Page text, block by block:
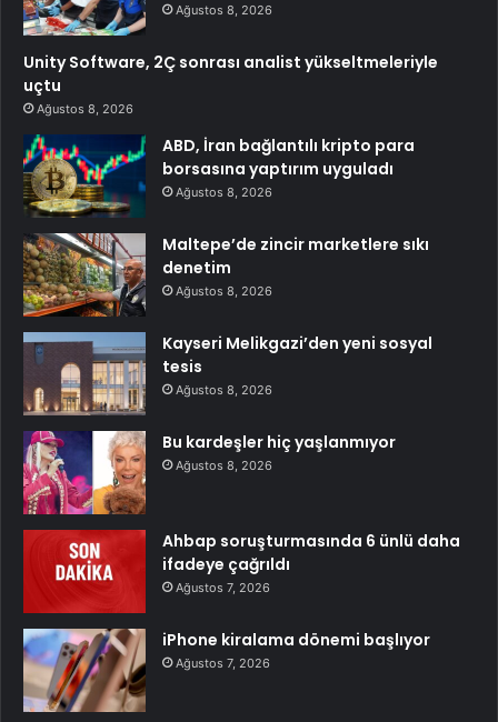
Ağustos 8, 2026
Unity Software, 2Ç sonrası analist yükseltmeleriyle
uçtu
Ağustos 8, 2026
ABD, İran bağlantılı kripto para
borsasına yaptırım uyguladı
Ağustos 8, 2026
Maltepe’de zincir marketlere sıkı
denetim
Ağustos 8, 2026
Kayseri Melikgazi’den yeni sosyal
tesis
Ağustos 8, 2026
Bu kardeşler hiç yaşlanmıyor
Ağustos 8, 2026
Ahbap soruşturmasında 6 ünlü daha
ifadeye çağrıldı
Ağustos 7, 2026
iPhone kiralama dönemi başlıyor
Ağustos 7, 2026